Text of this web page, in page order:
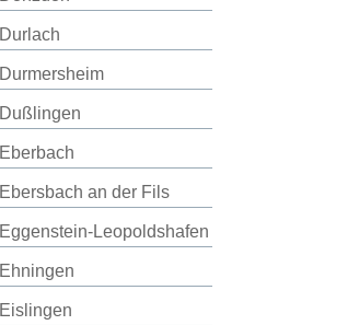
Durlach
Durmersheim
Dußlingen
Eberbach
Ebersbach an der Fils
Eggenstein-Leopoldshafen
Ehningen
Eislingen